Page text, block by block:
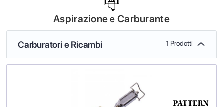
Aspirazione e Carburante
Carburatori e Ricambi 1 Prodotti